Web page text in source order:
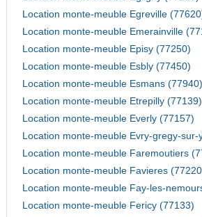
Location monte-meuble Egreville
Location monte-meuble Emerainville
Location monte-meuble Episy (77250)
Location monte-meuble Esbly (77450)
Location monte-meuble Esmans (77940)
Location monte-meuble Etrepilly (77139)
Location monte-meuble Everly (77157)
Location monte-meuble Evry-gregy-sur-
Location monte-meuble Faremoutiers
Location monte-meuble Favieres
Location monte-meuble Fay-les-
Location monte-meuble Fericy (77133)